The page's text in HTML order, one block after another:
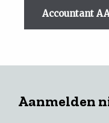
Accountant
Aanmelden